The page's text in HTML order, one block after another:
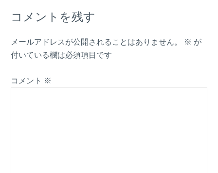
コメントを残す
メールアドレスが公開されることはありません。 ※ が
付いている欄は必須項目です
コメント ※